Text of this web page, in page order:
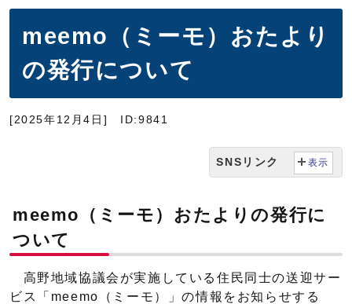
meemo（ミーモ）おたより
の発行について
[2025年12月4日] ID:9841
SNSリンク 表示
meemo（ミーモ）おたよりの発行に
ついて
高野地域協議会が実施している住民同士の送迎サー
ビス「meemo（ミーモ）」の情報をお知らせする